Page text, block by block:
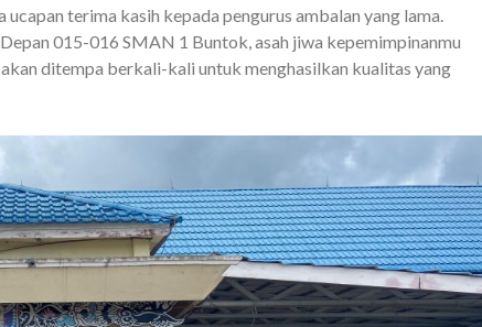
terima kasih kepada pengurus ambalan yang lama.
015-016 SMAN 1 Buntok, asah jiwa kepemimpinanmu
ditempa berkali-kali untuk menghasilkan kualitas yang